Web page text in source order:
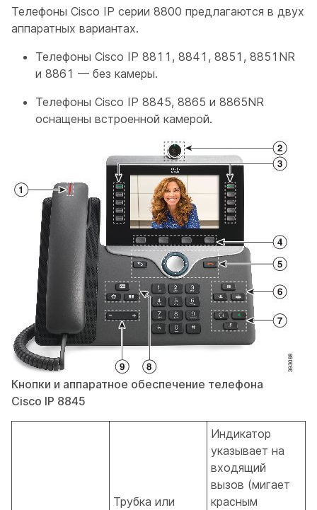
Телефоны Cisco IP серии 8800 предлагаются в двух
аппаратных вариантах.
Телефоны Cisco IP 8811, 8841, 8851, 8851NR
и 8861 — без камеры.
Телефоны Cisco IP 8845, 8865 и 8865NR
оснащены встроенной камерой.
Кнопки и аппаратное обеспечение телефона
Cisco IP 8845
Трубка или
Индикатор
указывает на
входящий
вызов (мигает
красным